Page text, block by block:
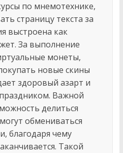
по мнемотехнике,
страницу текста за
выстроена как
За выполнение
монеты,
новые скины
здоровый азарт и
Важной
делиться
обмениваться
благодаря чему
Такой